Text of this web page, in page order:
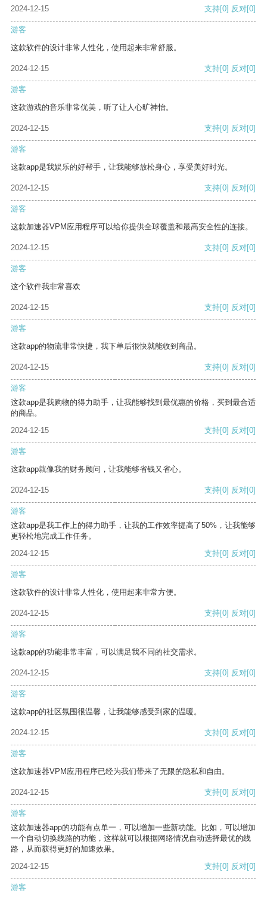
2024-12-15 支持[0] 反对[0]
游客
这款软件的设计非常人性化，使用起来非常舒服。
2024-12-15 支持[0] 反对[0]
游客
这款游戏的音乐非常优美，听了让人心旷神怡。
2024-12-15 支持[0] 反对[0]
游客
这款app是我娱乐的好帮手，让我能够放松身心，享受美好时光。
2024-12-15 支持[0] 反对[0]
游客
这款加速器VPM应用程序可以给你提供全球覆盖和最高安全性的连接。
2024-12-15 支持[0] 反对[0]
游客
这个软件我非常喜欢
2024-12-15 支持[0] 反对[0]
游客
这款app的物流非常快捷，我下单后很快就能收到商品。
2024-12-15 支持[0] 反对[0]
游客
这款app是我购物的得力助手，让我能够找到最优惠的价格，买到最合适
的商品。
2024-12-15
支持[0] 反对[0]
游客
这款app就像我的财务顾问，让我能够省钱又省心。
2024-12-15 支持[0] 反对[0]
游客
这款app是我工作上的得力助手，让我的工作效率提高了50%，让我能够
更轻松地完成工作任务。
2024-12-15
支持[0] 反对[0]
游客
这款软件的设计非常人性化，使用起来非常方便。
2024-12-15 支持[0] 反对[0]
游客
这款app的功能非常丰富，可以满足我不同的社交需求。
2024-12-15 支持[0] 反对[0]
游客
这款app的社区氛围很温馨，让我能够感受到家的温暖。
2024-12-15 支持[0] 反对[0]
游客
这款加速器VPM应用程序已经为我们带来了无限的隐私和自由。
2024-12-15 支持[0] 反对[0]
游客
这款加速器app的功能有点单一，可以增加一些新功能。比如，可以增加
一个自动切换线路的功能，这样就可以根据网络情况自动选择最优的线
路，从而获得更好的加速效果。
2024-12-15
支持[0] 反对[0]
游客